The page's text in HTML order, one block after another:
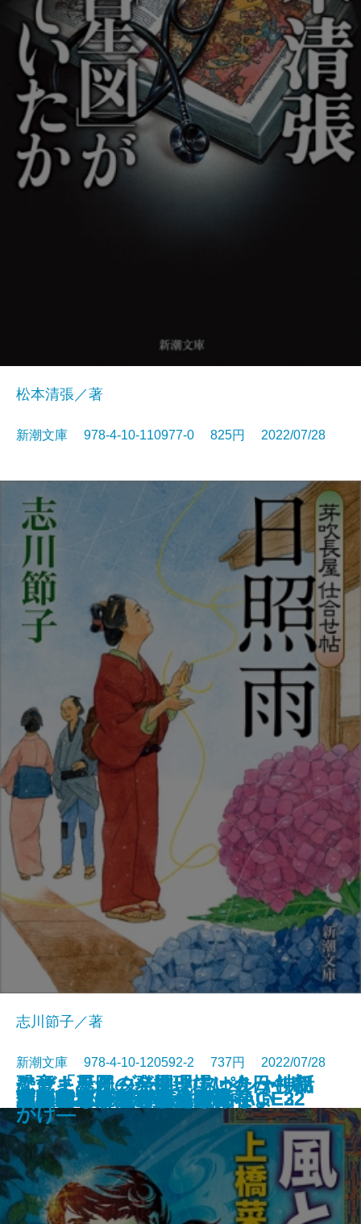
アウトサイダー―クトゥルー神話
傑作選―
ギャンブラーが多すぎる
ケーキ王子の名推理(スペシャリ
テ)6
金春屋ゴメス 芥子の花
ロシアよ、我が名を記憶せよ
いまは、空しか見えない
すべて忘れてしまうから
文豪ナビ 松本清張
なぜ「星図」が開いていたか―初
期ミステリ傑作集―
松本清張／著
新潮文庫 978-4-10-110977-0 825円 2022/07/28
芽吹長屋仕合せ帖 日照雨
志川節子／著
新潮文庫 978-4-10-120592-2 737円 2022/07/28
風と行く者―守り人外伝―
君がいないと小説は書けない
下駄の上の卵
次の電車が来るまえに
金春屋ゴメス
チュベローズで待ってる AGE22
チュベローズで待ってる AGE32
恐竜まみれ―発掘現場は今日も命
がけ―
昆虫学者はやめられない
石川啄木